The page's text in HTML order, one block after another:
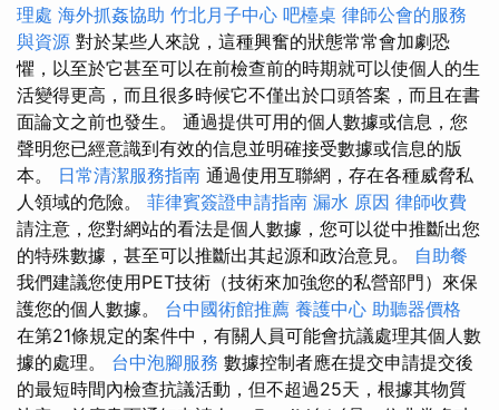
理處 海外抓姦協助 竹北月子中心 吧檯桌 律師公會的服務
與資源 對於某些人來說，這種興奮的狀態常常會加劇恐
懼，以至於它甚至可以在前檢查前的時期就可以使個人的生
活變得更高，而且很多時候它不僅出於口頭答案，而且在書
面論文之前也發生。 通過提供可用的個人數據或信息，您
聲明您已經意識到有效的信息並明確接受數據或信息的版
本。 日常清潔服務指南 通過使用互聯網，存在各種威脅私
人領域的危險。 菲律賓簽證申請指南 漏水 原因 律師收費
請注意，您對網站的看法是個人數據，您可以從中推斷出您
的特殊數據，甚至可以推斷出其起源和政治意見。 自助餐
我們建議您使用PET技術（技術來加強您的私營部門）來保
護您的個人數據。 台中國術館推薦 養護中心 助聽器價格
在第21條規定的案件中，有關人員可能會抗議處理其個人數
據的處理。 台中泡腳服務 數據控制者應在提交申請提交後
的最短時間內檢查抗議活動，但不超過25天，根據其物質